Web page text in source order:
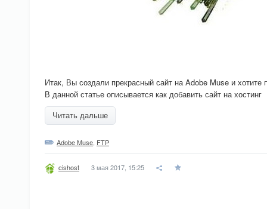
Итак, Вы создали прекрасный сайт на Adobe Muse и хотите
В данной статье описывается как добавить сайт на хостинг
Читать дальше
Adobe Muse FTP
cishost 3 мая 2017, 15:25